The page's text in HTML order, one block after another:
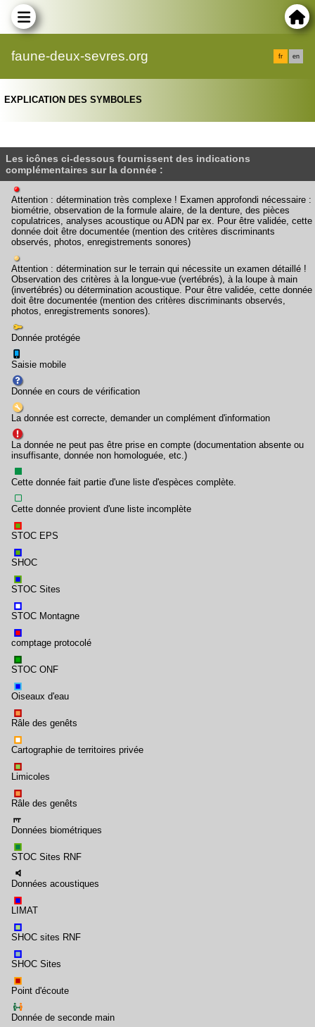
faune-deux-sevres.org fr en
EXPLICATION DES SYMBOLES
Les icônes ci-dessous fournissent des indications
complémentaires sur la donnée :
Attention : détermination très complexe ! Examen approfondi nécessaire :
biométrie, observation de la formule alaire, de la denture, des pièces
copulatrices, analyses acoustique ou ADN par ex. Pour être validée, cette
donnée doit être documentée (mention des critères discriminants
observés, photos, enregistrements sonores)
Attention : détermination sur le terrain qui nécessite un examen détaillé !
Observation des critères à la longue-vue (vertébrés), à la loupe à main
(invertébrés) ou détermination acoustique. Pour être validée, cette donnée
doit être documentée (mention des critères discriminants observés,
photos, enregistrements sonores).
Donnée protégée
Saisie mobile
Donnée en cours de vérification
La donnée est correcte, demander un complément d'information
La donnée ne peut pas être prise en compte (documentation absente ou
insuffisante, donnée non homologuée, etc.)
Cette donnée fait partie d'une liste d'espèces complète.
Cette donnée provient d'une liste incomplète
STOC EPS
SHOC
STOC Sites
STOC Montagne
comptage protocolé
STOC ONF
Oiseaux d'eau
Râle des genêts
Cartographie de territoires privée
Limicoles
Râle des genêts
Données biométriques
STOC Sites RNF
Données acoustiques
LIMAT
SHOC sites RNF
SHOC Sites
Point d'écoute
Donnée de seconde main